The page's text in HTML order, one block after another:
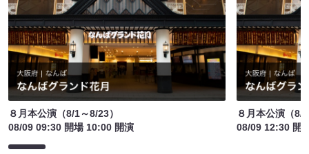
８月本公演（8/1～8/23）
08/09 09:30 開場 10:00 開演
８月本公演（8/
08/09 12:30 開